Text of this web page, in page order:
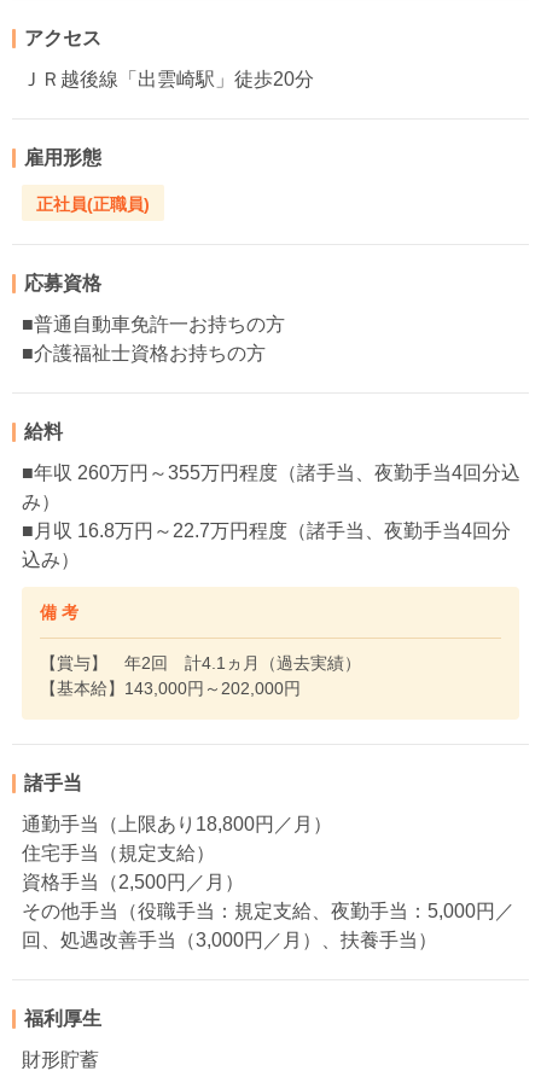
アクセス
ＪＲ越後線「出雲崎駅」徒歩20分
雇用形態
正社員(正職員)
応募資格
■普通自動車免許一お持ちの方
■介護福祉士資格お持ちの方
給料
■年収 260万円～355万円程度（諸手当、夜勤手当4回分込
み）
■月収 16.8万円～22.7万円程度（諸手当、夜勤手当4回分
込み）
備 考
【賞与】 年2回 計4.1ヵ月（過去実績）
【基本給】143,000円～202,000円
諸手当
通勤手当（上限あり18,800円／月）
住宅手当（規定支給）
資格手当（2,500円／月）
その他手当（役職手当：規定支給、夜勤手当：5,000円／
回、処遇改善手当（3,000円／月）、扶養手当）
福利厚生
財形貯蓄